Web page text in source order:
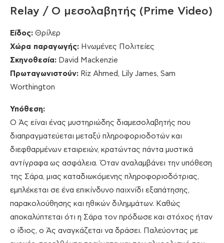
Relay / O μεσολαβητής (Prime Video)
Είδος: Θρίλερ
Χώρα παραγωγής: Ηνωμένες Πολιτείες
Σκηνοθεσία: David Mackenzie
Πρωταγωνιστούν: Riz Ahmed, Lily James, Sam
Worthington
Υπόθεση:
Ο Άς είναι ένας μυστηριώδης διαμεσολαβητής που
διαπραγματεύεται μεταξύ πληροφοριοδοτών και
διεφθαρμένων εταιρειών, κρατώντας πάντα μυστικά
αντίγραφα ως ασφάλεια. Όταν αναλαμβάνει την υπόθεση
της Σάρα, μιας καταδιωκόμενης πληροφοριοδότριας,
εμπλέκεται σε ένα επικίνδυνο παιχνίδι εξαπάτησης,
παρακολούθησης και ηθικών διλημμάτων. Καθώς
αποκαλύπτεται ότι η Σάρα τον πρόδωσε και στόχος ήταν
ο ίδιος, ο Άς αναγκάζεται να δράσει. Παλεύοντας με